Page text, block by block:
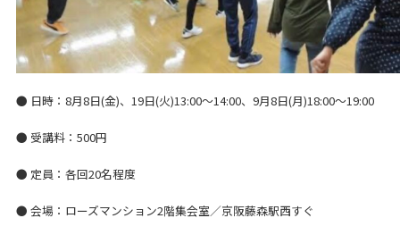
● 日時：8月8日(金)、19日(火)13:00～14:00、9月8日(月)18:00～19:00
● 受講料：500円
● 定員：各回20名程度
● 会場：ローズマンション2階集会室／京阪藤森駅西すぐ